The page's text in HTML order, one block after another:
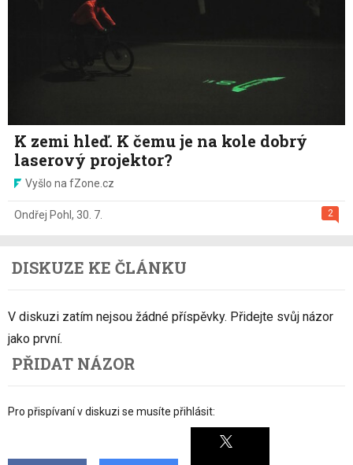
K zemi hleď. K čemu je na kole dobrý
laserový projektor?
Vyšlo na fZone.cz
2
Ondřej Pohl , 30. 7.
DISKUZE KE ČLÁNKU
V diskuzi zatím nejsou žádné příspěvky. Přidejte svůj názor
jako první.
PŘIDAT NÁZOR
Pro přispívaní v diskuzi se musíte přihlásit: